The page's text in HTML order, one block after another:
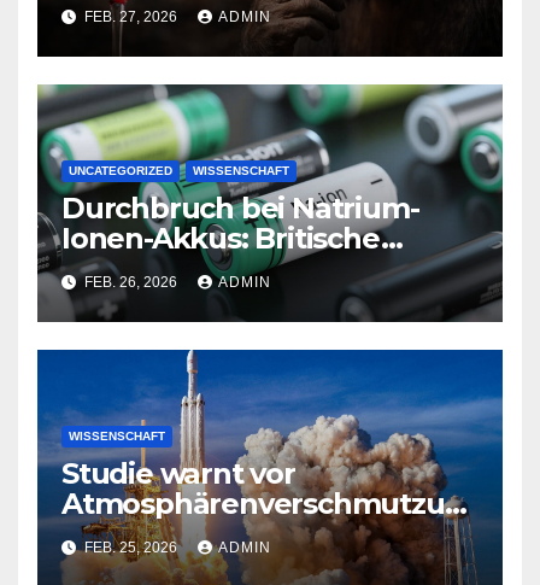
FEB. 27, 2026 ADMIN
UNCATEGORIZED WISSENSCHAFT
Durchbruch bei Natrium-
Ionen-Akkus: Britische
Forscher steigern
Energiedichte deutlich
FEB. 26, 2026 ADMIN
WISSENSCHAFT
Studie warnt vor
Atmosphärenverschmutzun
g durch Raketenstarts
FEB. 25, 2026 ADMIN